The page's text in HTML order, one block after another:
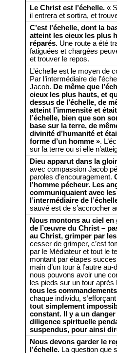
Le Christ est l’échelle.«
il entrera et sortira, et
C’est l’échelle, dont la
atteint les cieux les plus
réparés.Une route a été
fatiguées et chargées
et trouver le repos.
L’échelle est le moyen de
Par l’intermédiaire de
Jacob. De même que
cieux les plus hauts, et
dessus de l’échelle, de
atteint l’immensité et
l’échelle, bien que son
base sur la terre, de
divinité d’humanité et
forme d’un homme ».
sur la terre ou si elle
Dieu apparut dans la
avec compassion Jacob
paroles d’encouragement.
l’homme pécheur. Les
communiquaient avec
l’intermédiaire de
sauvé est de s’accrocher
Nous montons au ciel en
de l’œuvre du Christ –
au Christ, grimper par
cesser de grimper, c’est
par le Médiateur et tout le
montant par étapes
main d’un tour à l’autre
nous pouvons avoir une
les pieds sur un tour après
tous les
chaque individu,
tout simplement
constant. Il y a un
diligence spirituelle
suspendus, pour ainsi
Nous devons garder le
l’échelle.La question que